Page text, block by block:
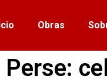
Obras